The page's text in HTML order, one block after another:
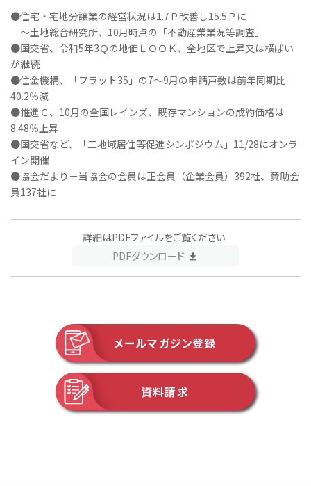
●住宅・宅地分譲業の経営状況は1.7Ｐ改善し15.5Ｐに
～土地総合研究所、10月時点の「不動産業業況等調査」
●国交省、令和5年3Ｑの地価ＬＯＯＫ、全地区で上昇又は横ばい
が継続
●住金機構、「フラット35」の7～9月の申請戸数は前年同期比
40.2％減
●推進Ｃ、10月の全国レインズ、既存マンションの成約価格は
8.48％上昇
●国交省など、「二地域居住等促進シンポジウム」11/28にオンラ
イン開催
●協会だより－当協会の会員は正会員（企業会員）392社、賛助会
員137社に
詳細はPDFファイルをご覧ください
PDFダウンロード
メールマガジン登録
資料請求